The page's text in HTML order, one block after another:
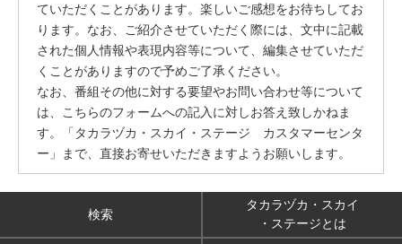
ていただくことがあります。楽しいご感想をお待ちしてお
ります。なお、ご紹介させていただく際には、文中に記載
された個人情報や表現内容等について、編集させていただ
くことがありますので予めご了承ください。
なお、番組その他に対する要望やお問い合わせ等について
は、こちらのフォームへの記入に対しお答え致しかねま
す。「タカラヅカ・スカイ・ステージ カスタマーセンタ
ー」まで、直接お寄せいただきますようお願いします。
検索
タカラヅカ・スカイ
・ステージとは